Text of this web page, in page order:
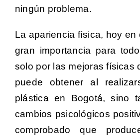
ningún problema.
La apariencia física, hoy en
gran importancia para
solo por las mejoras físicas
puede obtener al
plástica en Bogotá, sino
cambios psicológicos
comprobado que